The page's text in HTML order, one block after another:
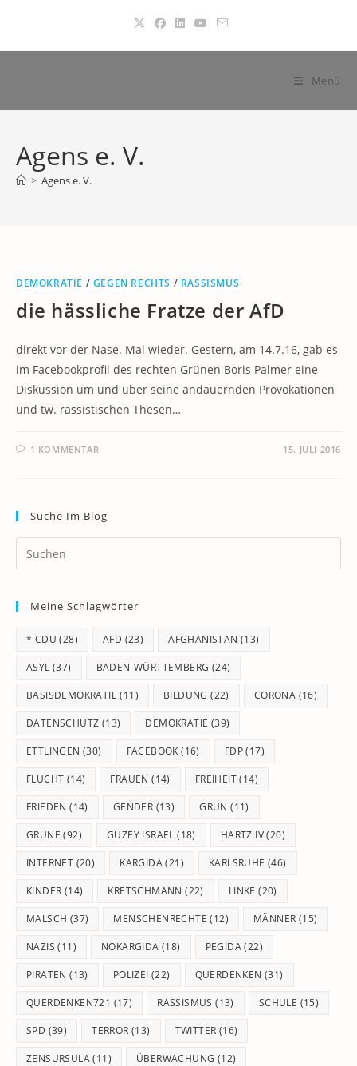
springen
Menü
Agens e. V.
> Agens e. V.
DEMOKRATIE / GEGEN RECHTS / RASSISMUS
die hässliche Fratze der AfD
direkt vor der Nase. Mal wieder. Gestern, am 14.7.16, gab es
im Facebookprofil des rechten Grünen Boris Palmer eine
Diskussion um und über seine andauernden Provokationen
und tw. rassistischen Thesen…
1 KOMMENTAR 15. JULI 2016
Suche Im Blog
Meine Schlagwörter
* CDU (28) AFD (23) AFGHANISTAN (13)
ASYL (37) BADEN-WÜRTTEMBERG (24)
BASISDEMOKRATIE (11) BILDUNG (22) CORONA (16)
DATENSCHUTZ (13) DEMOKRATIE (39)
ETTLINGEN (30) FACEBOOK (16) FDP(17)
FLUCHT (14) FRAUEN (14) FREIHEIT(14)
FRIEDEN (14) GENDER (13) GRÜN (11)
GRÜNE (92) GÜZEY ISRAEL (18) HARTZ IV(20)
INTERNET (20) KARGIDA(21) KARLSRUHE (46)
KINDER (14) KRETSCHMANN (22) LINKE (20)
MALSCH (37) MENSCHENRECHTE (12) MÄNNER (15)
NAZIS (11) NOKARGIDA (18) PEGIDA(22)
PIRATEN (13) POLIZEI (22) QUERDENKEN (31)
QUERDENKEN721 (17) RASSISMUS (13) SCHULE (15)
SPD (39) TERROR (13) TWITTER (16)
ZENSURSULA(11) ÜBERWACHUNG (12)